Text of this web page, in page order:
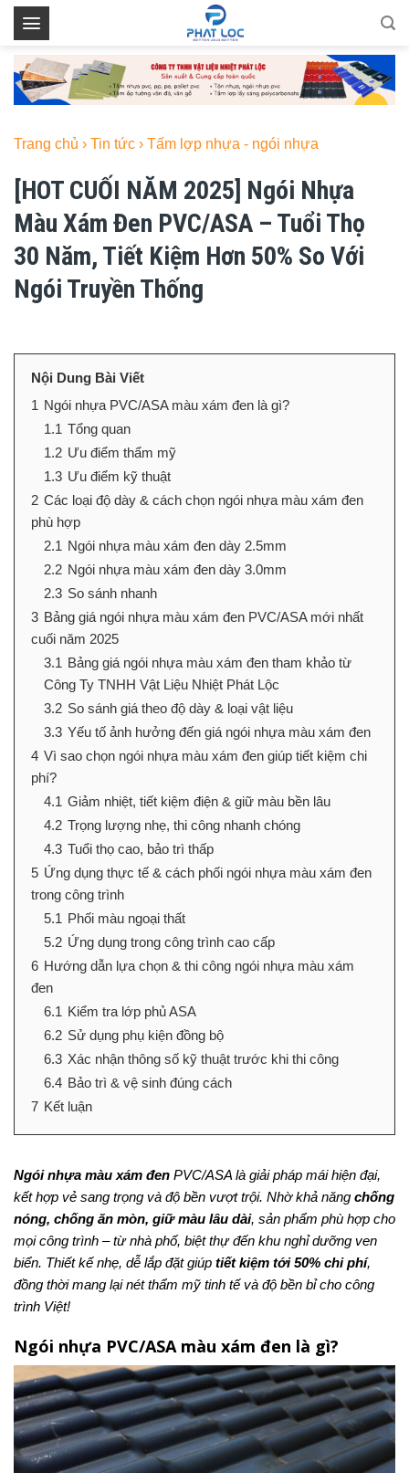
Skip
Trang chủ › Tin tức › Tấm lợp nhựa - ngói nhựa
[HOT CUỐI NĂM 2025] Ngói Nhựa
Màu Xám Đen PVC/ASA – Tuổi Thọ
30 Năm, Tiết Kiệm Hơn 50% So Với
Ngói Truyền Thống
Nội Dung Bài Viết
1 Ngói nhựa PVC/ASA màu xám đen là gì?
1.1 Tổng quan
1.2 Ưu điểm thẩm mỹ
1.3 Ưu điểm kỹ thuật
2 Các loại độ dày & cách chọn ngói nhựa màu xám đen
phù hợp
2.1 Ngói nhựa màu xám đen dày 2.5mm
2.2 Ngói nhựa màu xám đen dày 3.0mm
2.3 So sánh nhanh
3 Bảng giá ngói nhựa màu xám đen PVC/ASA mới nhất
cuối năm 2025
3.1 Bảng giá ngói nhựa màu xám đen tham khảo từ
Công Ty TNHH Vật Liệu Nhiệt Phát Lộc
3.2 So sánh giá theo độ dày & loại vật liệu
3.3 Yếu tố ảnh hưởng đến giá ngói nhựa màu xám đen
4 Vì sao chọn ngói nhựa màu xám đen giúp tiết kiệm chi
phí?
4.1 Giảm nhiệt, tiết kiệm điện & giữ màu bền lâu
4.2 Trọng lượng nhẹ, thi công nhanh chóng
4.3 Tuổi thọ cao, bảo trì thấp
5 Ứng dụng thực tế & cách phối ngói nhựa màu xám đen
trong công trình
5.1 Phối màu ngoại thất
5.2 Ứng dụng trong công trình cao cấp
6 Hướng dẫn lựa chọn & thi công ngói nhựa màu xám
đen
6.1 Kiểm tra lớp phủ ASA
6.2 Sử dụng phụ kiện đồng bộ
6.3 Xác nhận thông số kỹ thuật trước khi thi công
6.4 Bảo trì & vệ sinh đúng cách
7 Kết luận
Ngói nhựa màu xám đen PVC/ASA là giải pháp mái hiện đại,
kết hợp vẻ sang trọng và độ bền vượt trội. Nhờ khả năng chống
nóng, chống ăn mòn, giữ màu lâu dài, sản phẩm phù hợp cho
mọi công trình – từ nhà phố, biệt thự đến khu nghỉ dưỡng ven
biển. Thiết kế nhẹ, dễ lắp đặt giúp tiết kiệm tới 50% chi phí,
đồng thời mang lại nét thẩm mỹ tinh tế và độ bền bỉ cho công
trình Việt!
Ngói nhựa PVC/ASA màu xám đen là gì?